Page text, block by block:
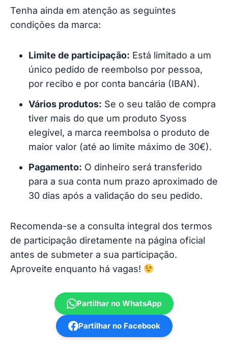
Tenha ainda em atenção as seguintes
condições da marca:
Limite de participação: Está limitado a um
único pedido de reembolso por pessoa,
por recibo e por conta bancária (IBAN).
Vários produtos: Se o seu talão de compra
tiver mais do que um produto Syoss
elegível, a marca reembolsa o produto de
maior valor (até ao limite máximo de 30€).
Pagamento: O dinheiro será transferido
para a sua conta num prazo aproximado de
30 dias após a validação do seu pedido.
Recomenda-se a consulta integral dos termos
de participação diretamente na página oficial
antes de submeter a sua participação.
Aproveite enquanto há vagas!
Partilhar no WhatsApp
Partilhar no Facebook